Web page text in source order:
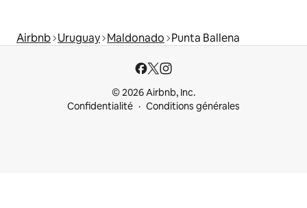
Airbnb Uruguay Maldonado Punta Ballena
© 2026 Airbnb, Inc.
Confidentialité
Conditions générales